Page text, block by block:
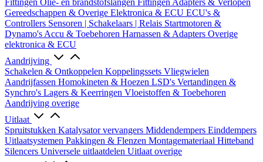
Fittingen Olie- en brandstofslangen Fittingen Adapters & Verlopen
Gereedschappen & Overige Elektronica & ECU ECU's &
Controllers Sensoren | Schakelaars | Relais Startmotoren &
Dynamo's Accu & Toebehoren Harnassen & Adapters Overige
elektronica & ECU
Aandrijving
Schakelen & Ontkoppelen Koppelingssets Vliegwielen
Aandrijfassen Homokineten & Hoezen LSD's Vertandingen &
Synchro's Lagers & Keerringen Vloeistoffen & Toebehoren
Aandrijving overige
Uitlaat
Spruitstukken Katalysator vervangers Middendempers Einddempers
Uitlaatsystemen Pakkingen & Flenzen Montagemateriaal Hitteband
Silencers Universele uitlaatdelen Uitlaat overige